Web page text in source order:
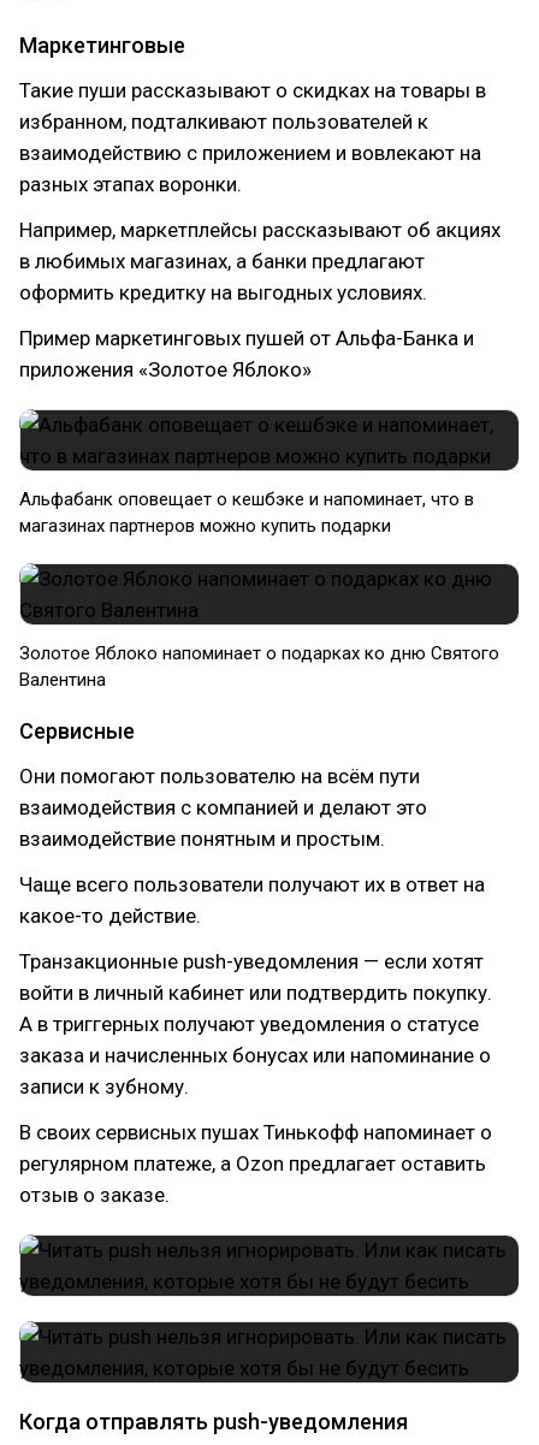
Маркетинговые
Такие пуши рассказывают о скидках на товары в
избранном, подталкивают пользователей к
взаимодействию с приложением и вовлекают на
разных этапах воронки.
Например, маркетплейсы рассказывают об акциях
в любимых магазинах, а банки предлагают
оформить кредитку на выгодных условиях.
Пример маркетинговых пушей от Альфа-Банка и
приложения «Золотое Яблоко»
Альфабанк оповещает о кешбэке и напоминает, что в
магазинах партнеров можно купить подарки
Золотое Яблоко напоминает о подарках ко дню Святого
Валентина
Сервисные
Они помогают пользователю на всём пути
взаимодействия с компанией и делают это
взаимодействие понятным и простым.
Чаще всего пользователи получают их в ответ на
какое-то действие.
Транзакционные push-уведомления — если хотят
войти в личный кабинет или подтвердить покупку.
А в триггерных получают уведомления о статусе
заказа и начисленных бонусах или напоминание о
записи к зубному.
В своих сервисных пушах Тинькофф напоминает о
регулярном платеже, а Ozon предлагает оставить
отзыв о заказе.
Когда отправлять push-уведомления